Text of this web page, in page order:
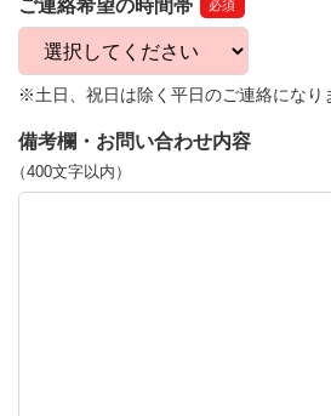
ご連絡希望の時間帯 必須
※土日、祝日は除く平日のご連絡になり
備考欄・お問い合わせ内容
（400文字以内）